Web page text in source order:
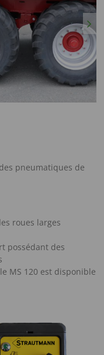
pneumatiques de
roues larges
possédant des
MS 120 est disponible